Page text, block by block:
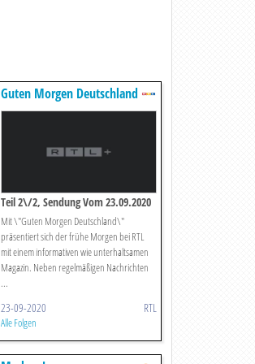
Guten Morgen Deutschland
Teil 2\/2, Sendung Vom 23.09.2020
Mit \"Guten Morgen Deutschland\"
präsentiert sich der frühe Morgen bei RTL
mit einem informativen wie unterhaltsamen
Magazin. Neben regelmäßigen Nachrichten
...
23-09-2020 RTL
Alle Folgen